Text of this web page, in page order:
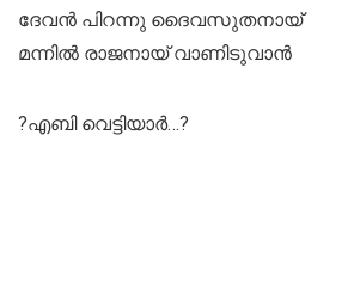
ദേവൻ പിറന്നു ദൈവസുതനായ്‌
മന്നിൽ രാജനായ്‌ വാണിടുവാൻ
?എബി വെട്ടിയാർ…?